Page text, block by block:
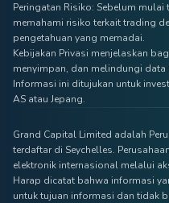
Peringatan Risiko: Sebelum
memahami risiko terkait trading
pengetahuan yang memadai.
Kebijakan Privasi menjelaskan
menyimpan, dan melindungi data
Informasi ini ditujukan untuk
AS atau Jepang.
Grand Capital Limited adalah
terdaftar di Seychelles.
elektronik internasional melalui
Harap dicatat bahwa informasi
untuk tujuan informasi dan tidak